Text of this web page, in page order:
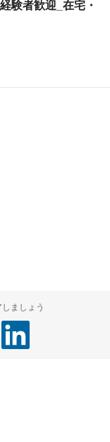
験者歓迎_在宅・
ましょう